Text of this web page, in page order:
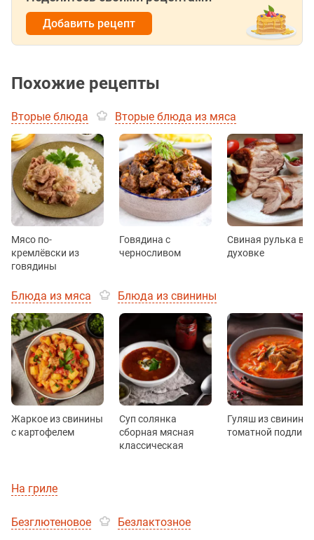
Добавить рецепт
Похожие рецепты
Вторые блюда Вторые блюда из мяса
Мясо по-
кремлёвски из
говядины
Говядина с
черносливом
Свиная рулька в
духовке
Блюда из мяса Блюда из свинины
Жаркое из свинины
с картофелем
Суп солянка
сборная мясная
классическая
Гуляш из свинины
томатной
На гриле
Безглютеновое Безлактозное